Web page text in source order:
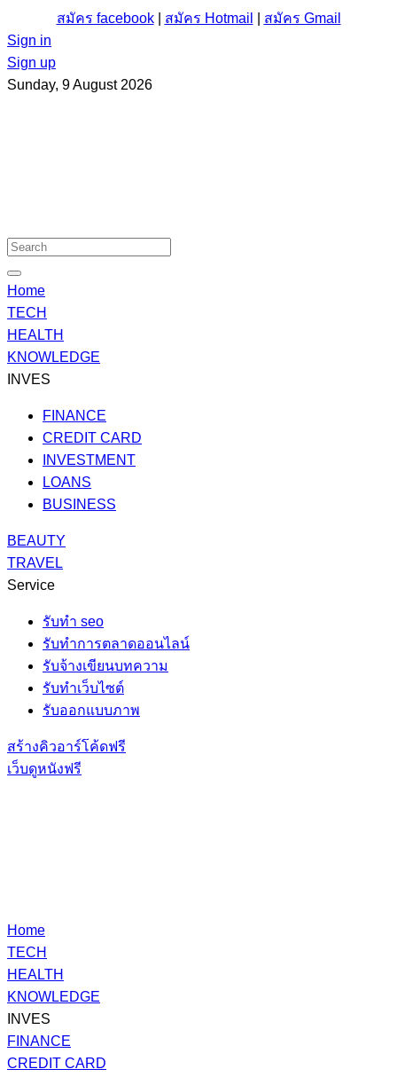
สมัคร facebook| สมัคร Hotmail
สมัคร Gmail
Sign in
Sign up
Sunday, 9 August 2026
Home
TECH
HEALTH
KNOWLEDGE
INVES
FINANCE
CREDIT CARD
INVESTMENT
LOANS
BUSINESS
BEAUTY
TRAVEL
Service
รับทํา seo
รับทำการตลาดออนไลน์
รับจ้างเขียนบทความ
รับทำเว็บไซต์
รับออกแบบภาพ
สร้างคิวอาร์โค้ดฟรี
เว็บดูหนังฟรี
Home
TECH
HEALTH
KNOWLEDGE
INVES
FINANCE
CREDIT CARD